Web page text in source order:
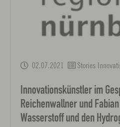
02.07.2021 Stories
Innovationskünstler im
Reichenwallner und
Wasserstoff und den